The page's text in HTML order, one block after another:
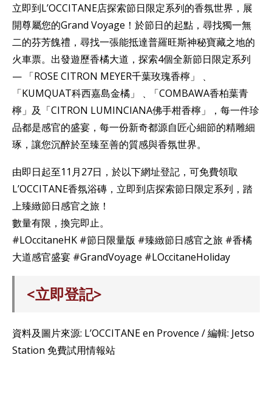
立即到L’OCCITANE店探索節日限定系列的香氛世界，展
開尊屬您的Grand Voyage！​於節日的起點，尋找獨一無
二的芬芳餽禮，尋找一張能抵達普羅旺斯神秘寶藏之地的
火車票。​出發遊歷香橘大道，探索4個全新節日限定系列
— 「ROSE CITRON MEYER千葉玫瑰香檸」﹑
「KUMQUAT科西嘉島金橘」﹑「COMBAWA香柏葉青
檸」及「CITRON LUMINCIANA佛手柑香檸」，每一件珍
品都是感官的盛宴，每一份新奇都源自匠心細節的精雕細
琢，讓您沉醉於至臻至善的質感與香氛世界。​
由即日起至11月27日，於以下網址登記，可免費領取
L’OCCITANE香氛浴磚，立即到店探索節日限定系列，踏
上臻緻節日感官之旅！​
數量有限，換完即止。​
#LOccitaneHK #節日限量版 #臻緻節日感官之旅 #香橘
大道感官盛宴 #GrandVoyage #LOccitaneHoliday
<立即登記>
資料及圖片來源: L’OCCITANE en Provence / 編輯: Jetso
Station 免費試用情報站